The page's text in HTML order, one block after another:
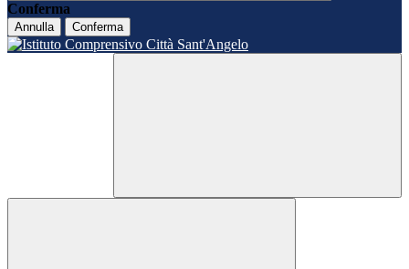
Conferma
Annulla Conferma